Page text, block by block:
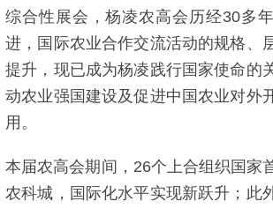
综合性展会，杨凌农高会历经30多
进，国际农业合作交流活动的规格、
提升，现已成为杨凌践行国家使命的
动农业强国建设及促进中国农业对外
用。
本届农高会期间，26个上合组织国家
农科城，国际化水平实现新跃升；此